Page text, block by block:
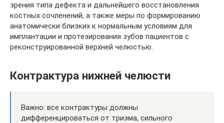
зрения типа дефекта и дальнейшего восстановления
костных сочленений, а также меры по формированию
анатомически близких к нормальным условиям для
имплантации и протезирования зубов пациентов с
реконструированной верхней челюстью.
Контрактура нижней челюсти
Важно: все контрактуры должны
дифференцироваться от тризма, сильного